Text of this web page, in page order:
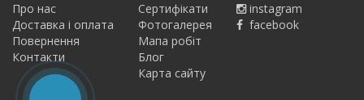
Про нас
Доставка і оплата
Повернення
Контакти
Сертифікати
Фотогалерея
Мапа робіт
Блог
Карта сайту
instagram
facebook